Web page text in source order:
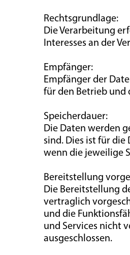
Rechtsgrundlage:
Die Verarbeitung
Interesses an der
Empfänger:
Empfänger der
für den Betrieb und
Speicherdauer:
Die Daten werden
sind. Dies ist für
wenn die jeweilige
Bereitstellung
Die Bereitstellung
vertraglich
und die
und Services nicht
ausgeschlossen.